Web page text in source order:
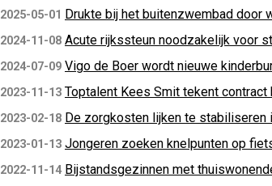
2025-05-01 Drukte bij het buitenzwembad door
2024-11-08 Acute rijkssteun noodzakelijk voor
2024-07-09 Vigo de Boer wordt nieuwe
2023-11-13 Toptalent Kees Smit tekent contract
2023-02-18 De zorgkosten lijken te stabiliseren
2023-01-13 Jongeren zoeken knelpunten op
2022-11-14 Bijstandsgezinnen met